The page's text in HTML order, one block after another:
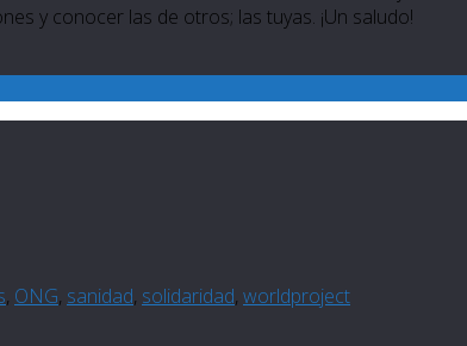
y conocer las de otros; las tuyas. ¡Un saludo!
, ONG, sanidad, solidaridad, worldproject